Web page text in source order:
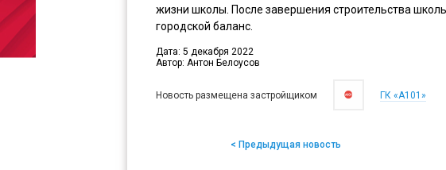
жизни школы. После завершения строительства
городской баланс.
Дата: 5 декабря 2022
Автор: Антон Белоусов
Новость размещена застройщиком ГК «А101»
< Предыдущая новость